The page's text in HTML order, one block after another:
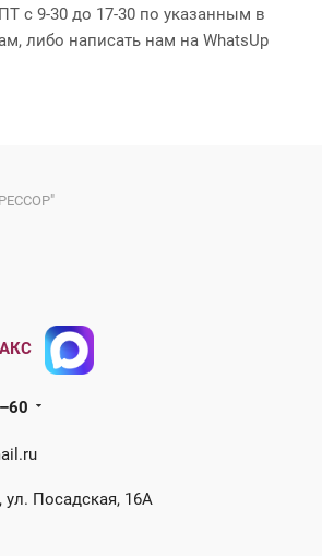
с 9-30 до 17-30 по указанным в
либо написать нам на WhatsUp
ул. Посадская, 16А